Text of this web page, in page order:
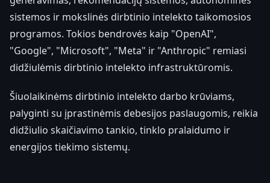
sistemos ir mokslinės dirbtinio intelekto taikomosios
programos. Tokios bendrovės kaip "OpenAI",
"Google", "Microsoft", "Meta" ir "Anthropic" remiasi
didžiulėmis dirbtinio intelekto infrastruktūromis.
Šiuolaikinėms dirbtinio intelekto darbo krūviams,
palyginti su įprastinėmis debesijos paslaugomis, reikia
didžiulio skaičiavimo tankio, tinklo pralaidumo ir
energijos tiekimo sistemų.